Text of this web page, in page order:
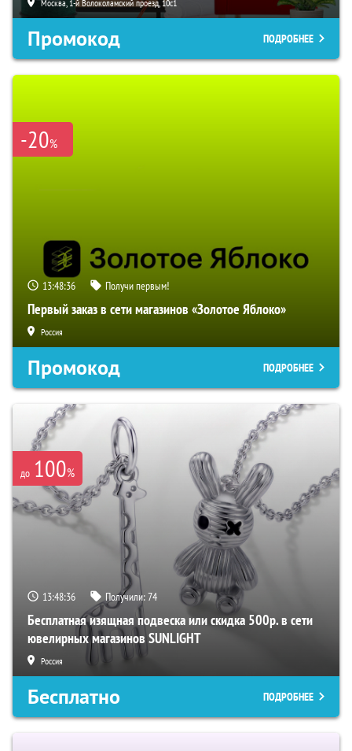
Москва, 1-й Волоколамский проезд, 10с1
Промокод ПОДРОБНЕЕ
-20%
13:48:35 Получи первым!
Первый заказ в сети магазинов «Золотое Яблоко»
Россия
Промокод ПОДРОБНЕЕ
до 100%
13:48:35 Получили:74
Бесплатная изящная подвеска или скидка 500р. в сети
ювелирных магазинов SUNLIGHT
Россия
Бесплатно ПОДРОБНЕЕ